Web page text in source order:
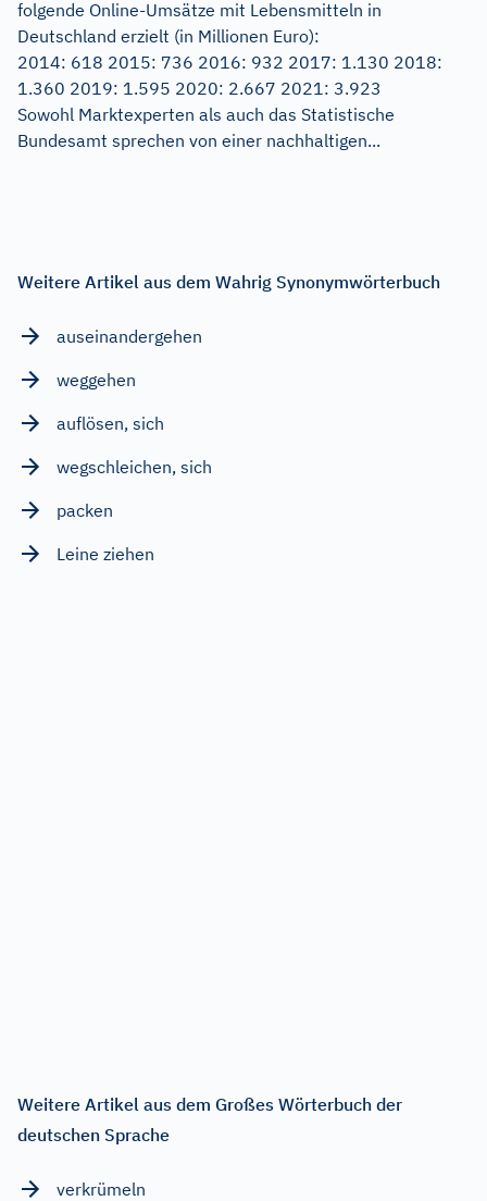
folgende Online-Umsätze mit Lebensmitteln in
Deutschland erzielt (in Millionen Euro):
2014: 618 2015: 736 2016: 932 2017: 1.130 2018:
1.360 2019: 1.595 2020: 2.667 2021: 3.923
Sowohl Marktexperten als auch das Statistische
Bundesamt sprechen von einer nachhaltigen...
Weitere Artikel aus dem Wahrig Synonymwörterbuch
auseinandergehen
weggehen
auflösen, sich
wegschleichen, sich
packen
Leine ziehen
Weitere Artikel aus dem Großes Wörterbuch der
deutschen Sprache
verkrümeln